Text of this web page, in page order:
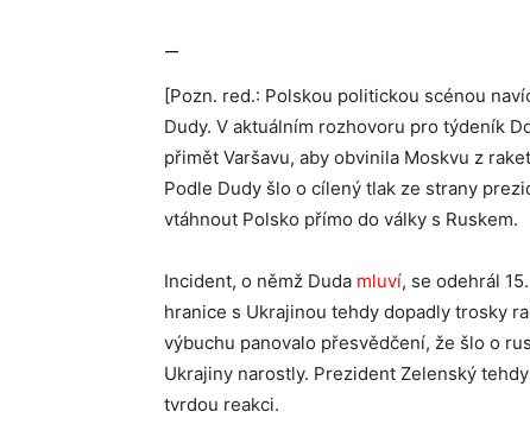
—
[Pozn. red.: Polskou politickou scénou
Dudy. V aktuálním rozhovoru pro týdeník
přimět Varšavu, aby obvinila Moskvu z
Podle Dudy šlo o cílený tlak ze strany
vtáhnout Polsko přímo do války s Ruskem.
Incident, o němž Duda mluví, se odehrál
hranice s Ukrajinou tehdy dopadly trosky
výbuchu panovalo přesvědčení, že šlo o
Ukrajiny narostly. Prezident Zelenský
tvrdou reakci.